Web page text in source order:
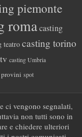
piemonte
roma casting
teatro casting torino
casting Umbria
provini spot
ci vengono segnalati,
non tutti sono in
e chiedere ulteriori